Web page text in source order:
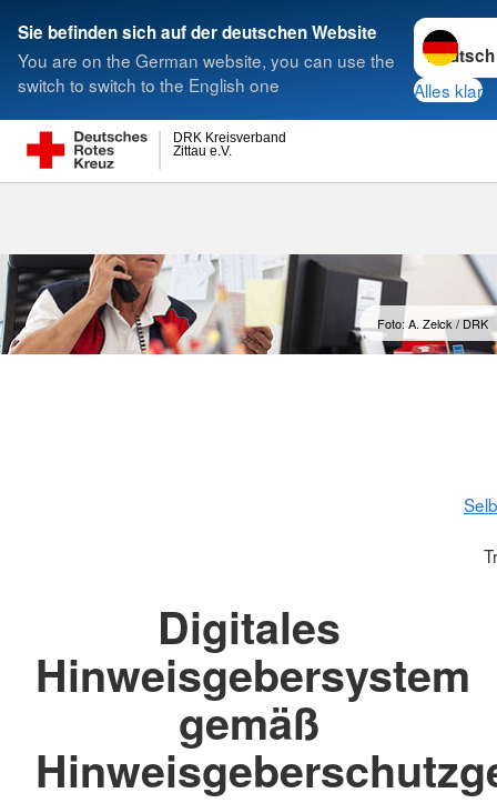
Sie befinden sich auf der deutschen Website
You are on the German website, you can use the
switch to switch to the English one
Sprache
Alles klar
Zittau e.V.
DRK Kreisverband
Suche
Foto: A. Zelck / DRK
Digitales
Hinweisgebersystem
gemäß